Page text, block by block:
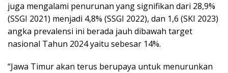
juga mengalami penurunan yang signifikan dari 28,9%
(SSGI 2021) menjadi 4,8% (SSGI 2022), dan 1,6 (SKI 2023)
angka prevalensi ini berada jauh dibawah target
nasional Tahun 2024 yaitu sebesar 14%.
“Jawa Timur akan terus berupaya untuk menurunkan